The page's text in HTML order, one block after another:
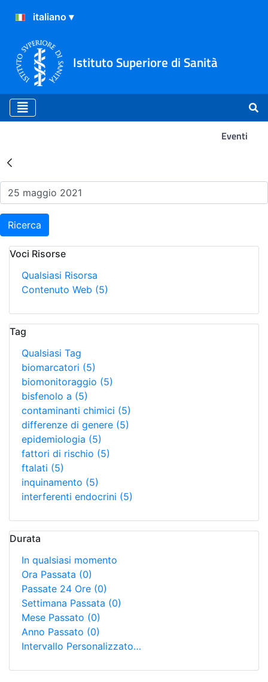
Istituto Superiore di Sanità
Eventi
Risultati della Ricerca -
Ricerca
Voci Risorse
Qualsiasi Risorsa
Contenuto Web (5)
Tag
Qualsiasi Tag
biomarcatori (5)
biomonitoraggio (5)
bisfenolo a (5)
contaminanti chimici (5)
differenze di genere (5)
epidemiologia (5)
fattori di rischio (5)
ftalati (5)
inquinamento (5)
interferenti endocrini (5)
Durata
In qualsiasi momento
Ora Passata (0)
Passate 24 Ore (0)
Settimana Passata (0)
Mese Passato (0)
Anno Passato (0)
Intervallo Personalizzato…